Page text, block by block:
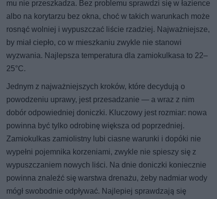
mu nie przeszkadza. Bez problemu sprawdzi się w łazience
albo na korytarzu bez okna, choć w takich warunkach może
rosnąć wolniej i wypuszczać liście rzadziej. Najważniejsze,
by miał ciepło, co w mieszkaniu zwykle nie stanowi
wyzwania. Najlepsza temperatura dla zamiokulkasa to 22–
25°C.
Jednym z najważniejszych kroków, które decydują o
powodzeniu uprawy, jest przesadzanie — a wraz z nim
dobór odpowiedniej doniczki. Kluczowy jest rozmiar: nowa
powinna być tylko odrobinę większa od poprzedniej.
Zamiokulkas zamiolistny lubi ciasne warunki i dopóki nie
wypełni pojemnika korzeniami, zwykle nie spieszy się z
wypuszczaniem nowych liści. Na dnie doniczki koniecznie
powinna znaleźć się warstwa drenażu, żeby nadmiar wody
mógł swobodnie odpływać. Najlepiej sprawdzają się